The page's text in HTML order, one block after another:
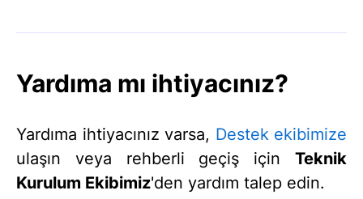
Yardıma mı ihtiyacınız?
Yardıma ihtiyacınız varsa, Destek ekibimize
ulaşın veya rehberli geçiş için Teknik
Kurulum Ekibimiz'den yardım talep edin.